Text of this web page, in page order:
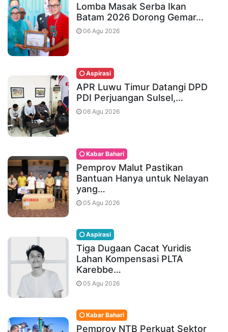
Lomba Masak Serba Ikan
Batam 2026 Dorong Gemar…
06 Agu 2026
Aspirasi
APR Luwu Timur Datangi DPD
PDI Perjuangan Sulsel,…
06 Agu 2026
Kabar Bahari
Pemprov Malut Pastikan
Bantuan Hanya untuk Nelayan
yang…
05 Agu 2026
Aspirasi
Tiga Dugaan Cacat Yuridis
Lahan Kompensasi PLTA
Karebbe…
05 Agu 2026
Kabar Bahari
Pemprov NTB Perkuat Sektor